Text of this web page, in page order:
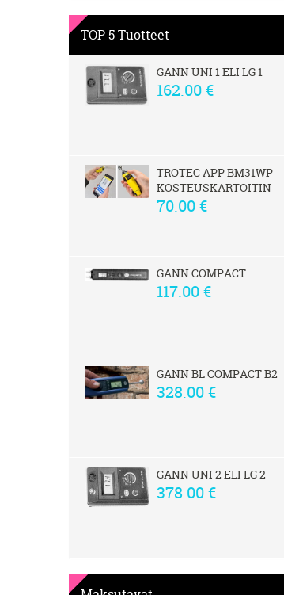
TOP 5 Tuotteet
GANN UNI 1 ELI LG 1
162.00 €
TROTEC APP BM31WP
KOSTEUSKARTOITIN
70.00 €
GANN COMPACT
117.00 €
GANN BL COMPACT B2
328.00 €
GANN UNI 2 ELI LG 2
378.00 €